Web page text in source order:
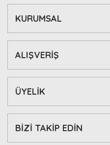
KURUMSAL
ALIŞVERİŞ
ÜYELİK
BİZİ TAKİP EDİN